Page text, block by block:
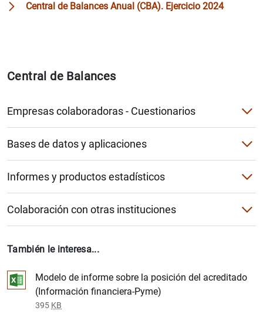
Central de Balances
Empresas colaboradoras - Cuestionarios
¿Qué es la Central de Balances?
¿Quién puede ser empresa colaboradora?
¿En qué consiste la colaboración?
Ventajas de la colaboración
Estudio comparado con el sector
Bases de datos y aplicaciones
Aplicación de agregados sectoriales
Base de datos RSE
Base de datos BACH
Informes y productos estadísticos
Informes nacionales
Catálogo de productos
Colaboración con otras instituciones
Comité Europeo de Centrales de Balances
Registros de España
También le interesa...
Modelo de informe sobre la posición del acreditado
(Información financiera-Pyme)
395 KB
Central de Balances Anual (CBA). Ejercicio 2024